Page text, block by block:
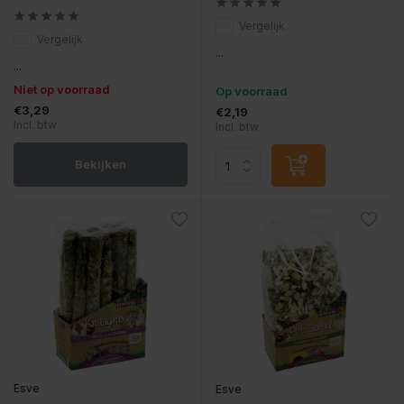
Vergelijk
...
Niet op voorraad
€3,29
Incl. btw
Bekijken
Vergelijk
...
Op voorraad
€2,19
Incl. btw
Esve Esve